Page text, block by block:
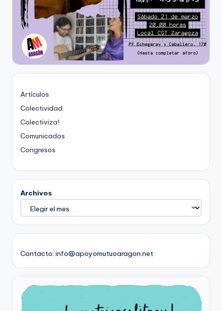
Artículos
Colectividad
Colectiviza!
Comunicados
Congresos
Archivos
Contacto: info@apoyomutuoaragon.net